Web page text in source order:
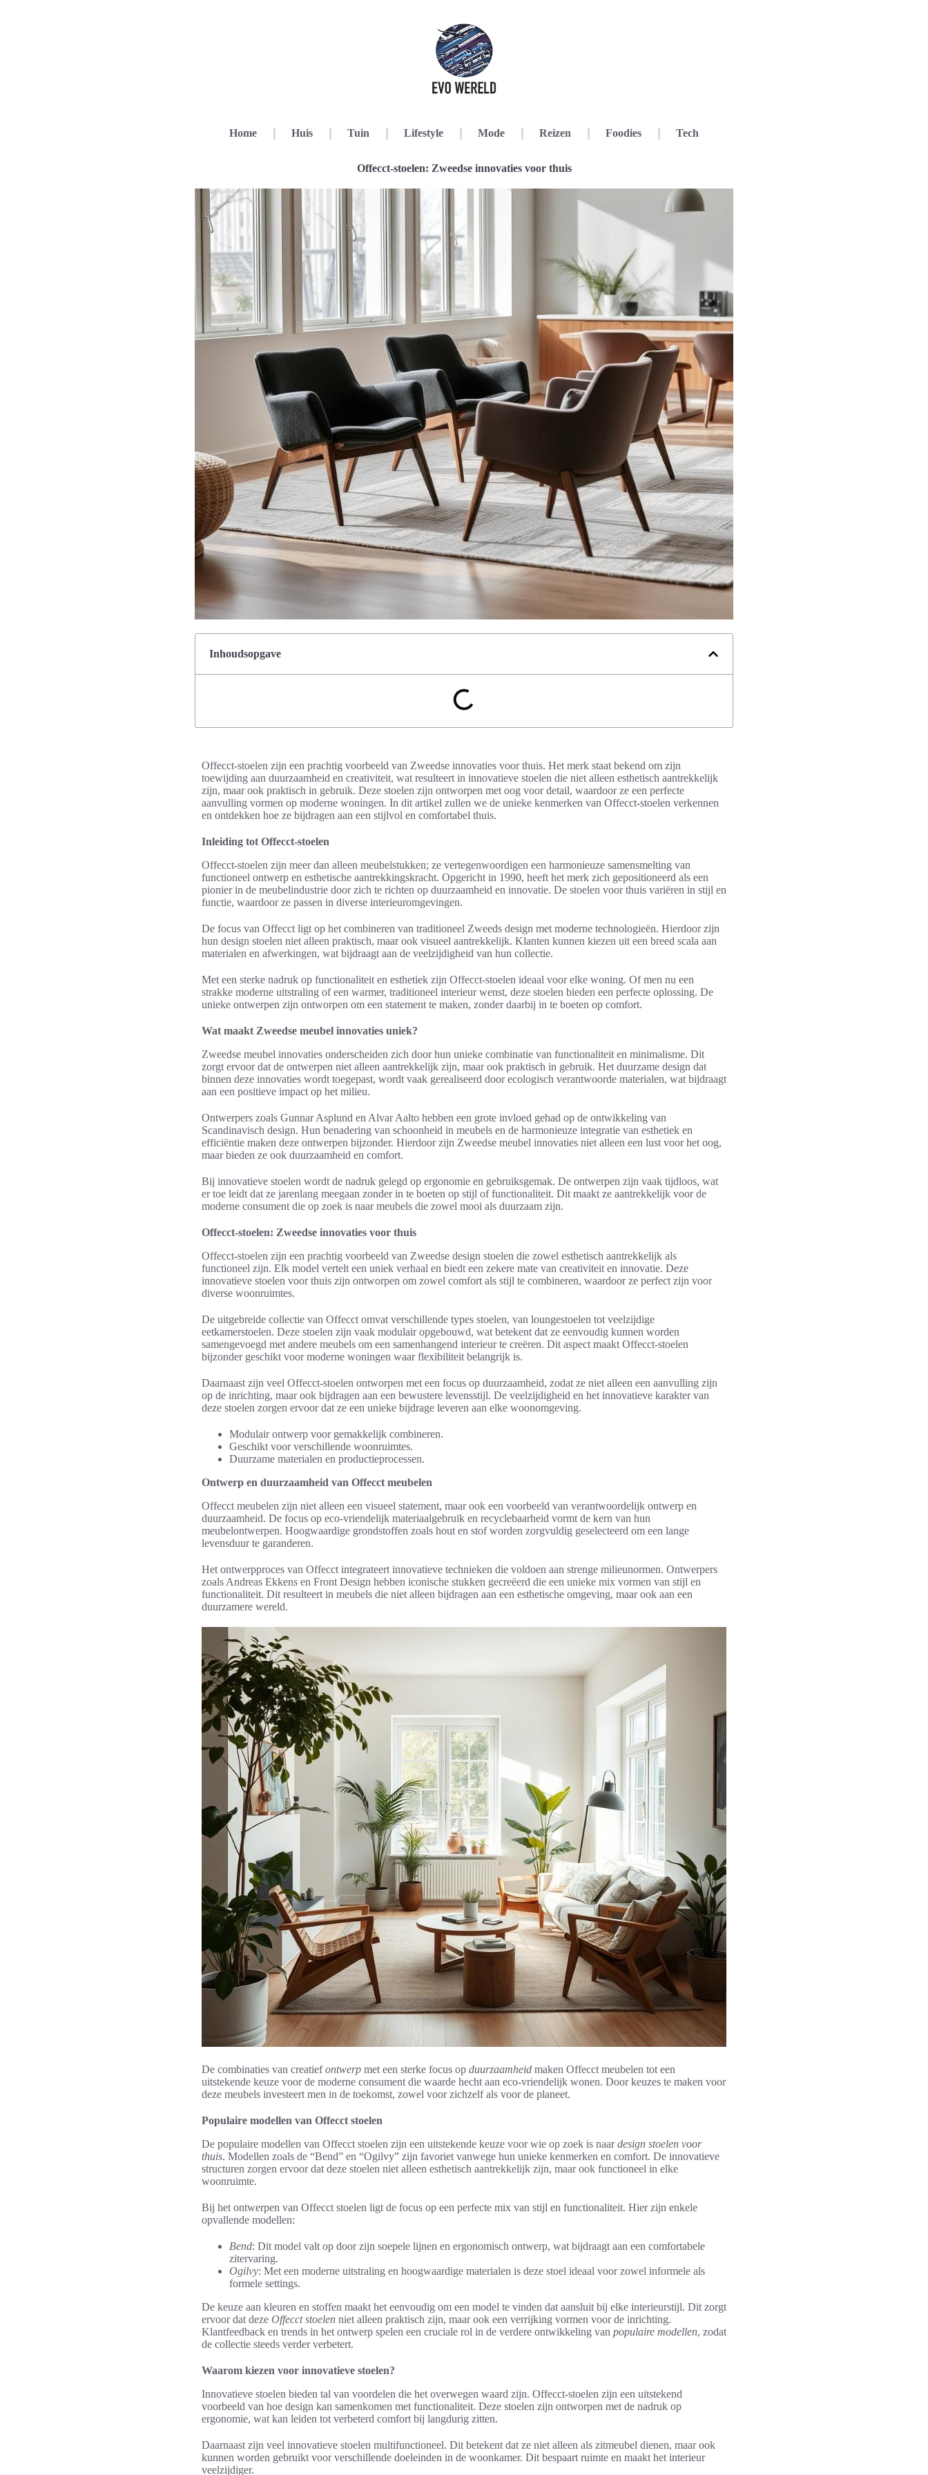
Home Huis Tuin Lifestyle Mode Reizen Foodies Tech
Offecct-stoelen: Zweedse innovaties voor thuis
Inhoudsopgave
Offecct-stoelen zijn een prachtig voorbeeld van Zweedse innovaties voor thuis. Het merk staat bekend om zijn
toewijding aan duurzaamheid en creativiteit, wat resulteert in innovatieve stoelen die niet alleen esthetisch aantrekkelijk
zijn, maar ook praktisch in gebruik. Deze stoelen zijn ontworpen met oog voor detail, waardoor ze een perfecte
aanvulling vormen op moderne woningen. In dit artikel zullen we de unieke kenmerken van Offecct-stoelen verkennen
en ontdekken hoe ze bijdragen aan een stijlvol en comfortabel thuis.
Inleiding tot Offecct-stoelen
Offecct-stoelen zijn meer dan alleen meubelstukken; ze vertegenwoordigen een harmonieuze samensmelting van
functioneel ontwerp en esthetische aantrekkingskracht. Opgericht in 1990, heeft het merk zich gepositioneerd als een
pionier in de meubelindustrie door zich te richten op duurzaamheid en innovatie. De stoelen voor thuis variëren in stijl en
functie, waardoor ze passen in diverse interieuromgevingen.
De focus van Offecct ligt op het combineren van traditioneel Zweeds design met moderne technologieën. Hierdoor zijn
hun design stoelen niet alleen praktisch, maar ook visueel aantrekkelijk. Klanten kunnen kiezen uit een breed scala aan
materialen en afwerkingen, wat bijdraagt aan de veelzijdigheid van hun collectie.
Met een sterke nadruk op functionaliteit en esthetiek zijn Offecct-stoelen ideaal voor elke woning. Of men nu een
strakke moderne uitstraling of een warmer, traditioneel interieur wenst, deze stoelen bieden een perfecte oplossing. De
unieke ontwerpen zijn ontworpen om een statement te maken, zonder daarbij in te boeten op comfort.
Wat maakt Zweedse meubel innovaties uniek?
Zweedse meubel innovaties onderscheiden zich door hun unieke combinatie van functionaliteit en minimalisme. Dit
zorgt ervoor dat de ontwerpen niet alleen aantrekkelijk zijn, maar ook praktisch in gebruik. Het duurzame design dat
binnen deze innovaties wordt toegepast, wordt vaak gerealiseerd door ecologisch verantwoorde materialen, wat bijdraagt
aan een positieve impact op het milieu.
Ontwerpers zoals Gunnar Asplund en Alvar Aalto hebben een grote invloed gehad op de ontwikkeling van
Scandinavisch design. Hun benadering van schoonheid in meubels en de harmonieuze integratie van esthetiek en
efficiëntie maken deze ontwerpen bijzonder. Hierdoor zijn Zweedse meubel innovaties niet alleen een lust voor het oog,
maar bieden ze ook duurzaamheid en comfort.
Bij innovatieve stoelen wordt de nadruk gelegd op ergonomie en gebruiksgemak. De ontwerpen zijn vaak tijdloos, wat
er toe leidt dat ze jarenlang meegaan zonder in te boeten op stijl of functionaliteit. Dit maakt ze aantrekkelijk voor de
moderne consument die op zoek is naar meubels die zowel mooi als duurzaam zijn.
Offecct-stoelen: Zweedse innovaties voor thuis
Offecct-stoelen zijn een prachtig voorbeeld van Zweedse design stoelen die zowel esthetisch aantrekkelijk als
functioneel zijn. Elk model vertelt een uniek verhaal en biedt een zekere mate van creativiteit en innovatie. Deze
innovatieve stoelen voor thuis zijn ontworpen om zowel comfort als stijl te combineren, waardoor ze perfect zijn voor
diverse woonruimtes.
De uitgebreide collectie van Offecct omvat verschillende types stoelen, van loungestoelen tot veelzijdige
eetkamerstoelen. Deze stoelen zijn vaak modulair opgebouwd, wat betekent dat ze eenvoudig kunnen worden
samengevoegd met andere meubels om een samenhangend interieur te creëren. Dit aspect maakt Offecct-stoelen
bijzonder geschikt voor moderne woningen waar flexibiliteit belangrijk is.
Daarnaast zijn veel Offecct-stoelen ontworpen met een focus op duurzaamheid, zodat ze niet alleen een aanvulling zijn
op de inrichting, maar ook bijdragen aan een bewustere levensstijl. De veelzijdigheid en het innovatieve karakter van
deze stoelen zorgen ervoor dat ze een unieke bijdrage leveren aan elke woonomgeving.
Modulair ontwerp voor gemakkelijk combineren.
Geschikt voor verschillende woonruimtes.
Duurzame materialen en productieprocessen.
Ontwerp en duurzaamheid van Offecct meubelen
Offecct meubelen zijn niet alleen een visueel statement, maar ook een voorbeeld van verantwoordelijk ontwerp en
duurzaamheid. De focus op eco-vriendelijk materiaalgebruik en recyclebaarheid vormt de kern van hun
meubelontwerpen. Hoogwaardige grondstoffen zoals hout en stof worden zorgvuldig geselecteerd om een lange
levensduur te garanderen.
Het ontwerpproces van Offecct integrateert innovatieve technieken die voldoen aan strenge milieunormen. Ontwerpers
zoals Andreas Ekkens en Front Design hebben iconische stukken gecreëerd die een unieke mix vormen van stijl en
functionaliteit. Dit resulteert in meubels die niet alleen bijdragen aan een esthetische omgeving, maar ook aan een
duurzamere wereld.
De combinaties van creatiefontwerp met een sterke focus op duurzaamheid maken Offecct meubelen tot een
uitstekende keuze voor de moderne consument die waarde hecht aan eco-vriendelijk wonen. Door keuzes te maken voor
deze meubels investeert men in de toekomst, zowel voor zichzelf als voor de planeet.
Populaire modellen van Offecct stoelen
De populaire modellen van Offecct stoelen zijn een uitstekende keuze voor wie op zoek is naardesign stoelen voor
thuis. Modellen zoals de “Bend” en “Ogilvy” zijn favoriet vanwege hun unieke kenmerken en comfort. De innovatieve
structuren zorgen ervoor dat deze stoelen niet alleen esthetisch aantrekkelijk zijn, maar ook functioneel in elke
woonruimte.
Bij het ontwerpen van Offecct stoelen ligt de focus op een perfecte mix van stijl en functionaliteit. Hier zijn enkele
opvallende modellen:
Bend: Dit model valt op door zijn soepele lijnen en ergonomisch ontwerp, wat bijdraagt aan een comfortabele
zitervaring.
Ogilvy: Met een moderne uitstraling en hoogwaardige materialen is deze stoel ideaal voor zowel informele als
formele settings.
De keuze aan kleuren en stoffen maakt het eenvoudig om een model te vinden dat aansluit bij elke interieurstijl. Dit zorgt
ervoor dat deze Offecct stoelen niet alleen praktisch zijn, maar ook een verrijking vormen voor de inrichting.
Klantfeedback en trends in het ontwerp spelen een cruciale rol in de verdere ontwikkeling van populaire modellen, zodat
de collectie steeds verder verbetert.
Waarom kiezen voor innovatieve stoelen?
Innovatieve stoelen bieden tal van voordelen die het overwegen waard zijn. Offecct-stoelen zijn een uitstekend
voorbeeld van hoe design kan samenkomen met functionaliteit. Deze stoelen zijn ontworpen met de nadruk op
ergonomie, wat kan leiden tot verbeterd comfort bij langdurig zitten.
Daarnaast zijn veel innovatieve stoelen multifunctioneel. Dit betekent dat ze niet alleen als zitmeubel dienen, maar ook
kunnen worden gebruikt voor verschillende doeleinden in de woonkamer. Dit bespaart ruimte en maakt het interieur
veelzijdiger.